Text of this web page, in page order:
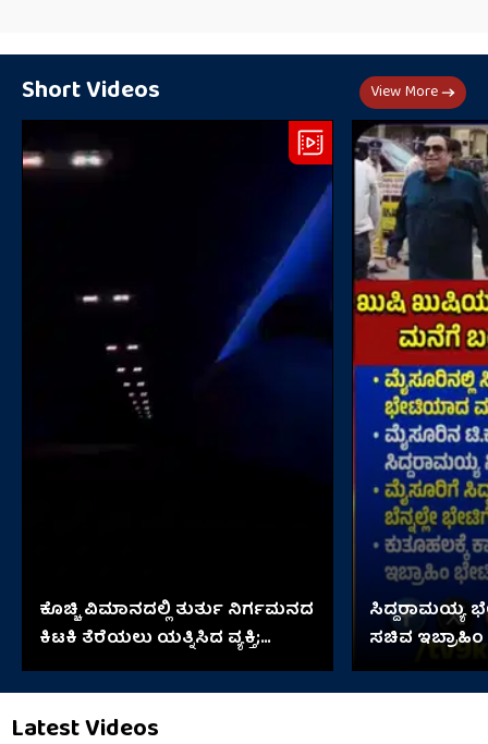
Short Videos View More
ಕೊಚ್ಚಿ ವಿಮಾನದಲ್ಲಿ ತುರ್ತು ನಿರ್ಗಮನದ
ಕಿಟಕಿ ತೆರೆಯಲು ಯತ್ನಿಸಿದ ವ್ಯಕ್ತಿ;
ಆಮೇಲೇನಾಯ್ತು?
ಸಿದ್ದರಾಮಯ್ಯ
ಸಚಿವ ಇಬ್ರಾಹಿಂ
Latest Videos